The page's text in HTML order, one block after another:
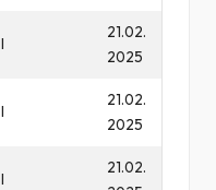
I
21.02.
2025
I
21.02.
2025
I
21.02.